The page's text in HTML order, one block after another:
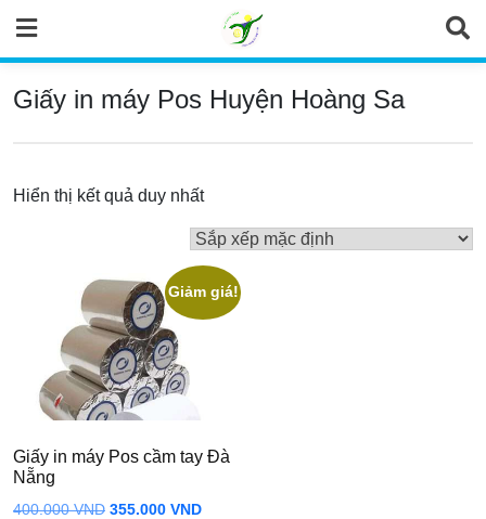
content
Giấy in máy Pos Huyện Hoàng Sa
Hiển thị kết quả duy nhất
Giảm giá!
Giấy in máy Pos cầm tay Đà
Nẵng
400.000VND Giá
355.000 VNDGiá